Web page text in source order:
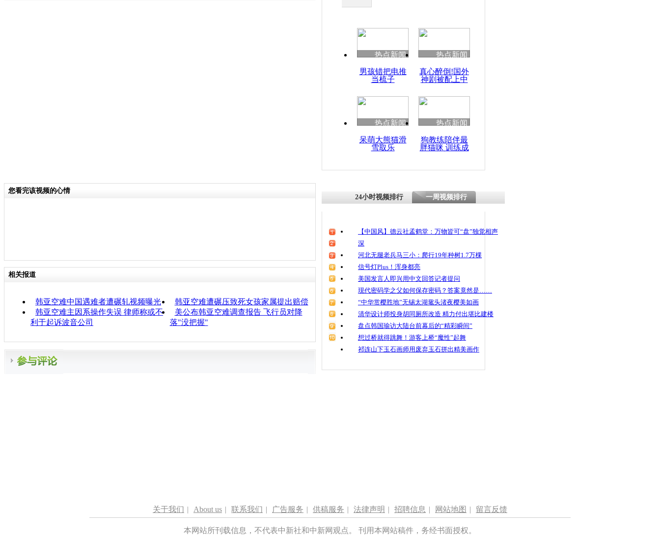
热点新闻
男孩错把电推
当梳子
热点新闻
真心醉倒!国外
神剧被配上中
热点新闻
呆萌大熊猫滑
雪取乐
热点新闻
狗教练陪伴最
胖猫咪 训练成
您看完该视频的心情
相关报道
韩亚空难中国遇难者遭碾轧视频曝光
韩亚空难遭碾压致死女孩家属提出赔偿
韩亚空难主因系操作失误 律师称或不
利于起诉波音公司
美公布韩亚空难调查报告 飞行员对降
落"没把握"
24小时视频排行 一周视频排行
【中国风】德云社孟鹤堂：万物皆可“盘”独觉相声
深
河北无腿老兵马三小：爬行19年种树1.7万棵
信号灯Plus！浑身都亮
美国发言人即兴用中文回答记者提问
现代密码学之父如何保存密码？答案竟然是……
“中华赏樱胜地”无锡太湖鼋头渚夜樱美如画
清华设计师投身胡同厕所改造 精力付出堪比建楼
盘点韩国瑜访大陆台前幕后的“精彩瞬间”
想过桥就得跳舞！游客上桥“魔性”起舞
祁连山下玉石画师用废弃玉石拼出精美画作
关于我们 | About us | 联系我们 | 广告服务 | 供稿服务 | 法律声明 | 招聘信息 | 网站地图 | 留言反馈
本网站所刊载信息，不代表中新社和中新网观点。 刊用本网站稿件，务经书面授权。